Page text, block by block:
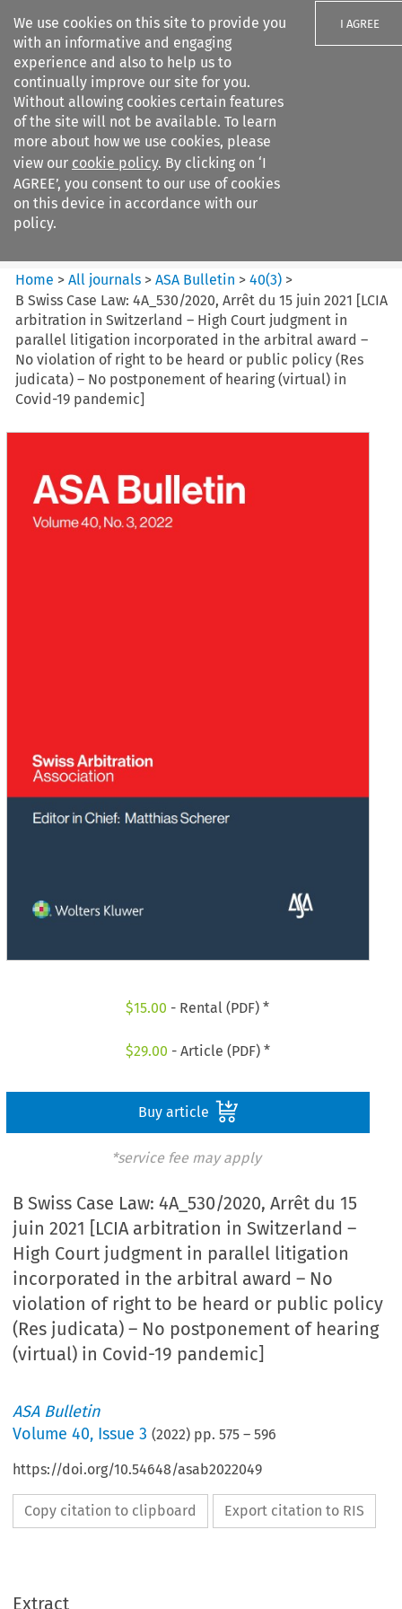
We use cookies on this site to provide you
with an informative and engaging
experience and also to help us to
continually improve our site for you.
Without allowing cookies certain features
of the site will not be available. To learn
more about how we use cookies, please
view our cookie policy. By clicking on ‘I
AGREE’, you consent to our use of cookies
on this device in accordance with our
policy.
I AGREE
Search filters
ASA Bulletin
Home >All journals >ASA Bulletin >40(3) >
B Swiss Case Law: 4A_530/2020, Arrêt du 15 juin 2021 [LCIA
arbitration in Switzerland – High Court judgment in
parallel litigation incorporated in the arbitral award –
No violation of right to be heard or public policy (Res
judicata) – No postponement of hearing (virtual) in
Covid-19 pandemic]
$15.00 - Rental (PDF) *
$29.00 - Article (PDF) *
Buy article
*service fee may apply
B Swiss Case Law: 4A_530/2020, Arrêt du 15
juin 2021 [LCIA arbitration in Switzerland –
High Court judgment in parallel litigation
incorporated in the arbitral award – No
violation of right to be heard or public policy
(Res judicata) – No postponement of hearing
(virtual) in Covid-19 pandemic]
ASA Bulletin
Volume40, Issue 3 (2022) pp.575 –596
https://doi.org/10.54648/asab2022049
Copy citation to clipboard Export citation to RIS
Extract